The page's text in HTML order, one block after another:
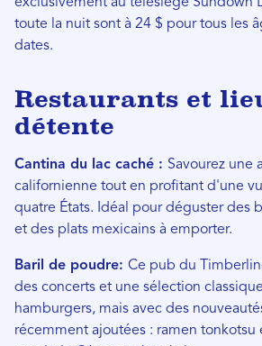
toute la nuit sont à 24 $ pour tous les
dates.
Restaurants et
détente
Cantina du lac caché : Savourez une
californienne tout en profitant d'une
quatre États. Idéal pour déguster des
et des plats mexicains à emporter.
Baril de poudre: Ce pub du
des concerts et une sélection
hamburgers, mais avec des
récemment ajoutées : ramen tonkotsu